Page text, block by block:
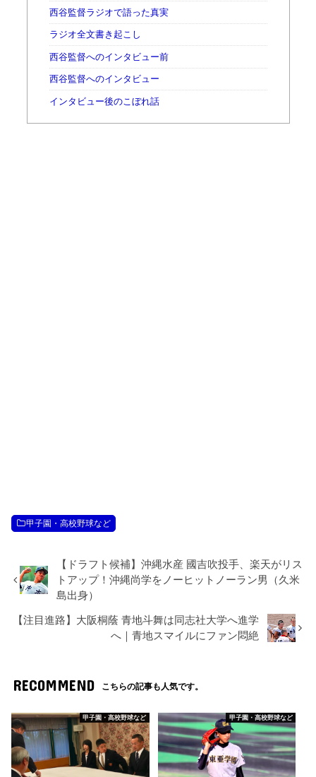
西谷監督ラジオで語った真実
ラジオ全文書き起こし
西谷監督へのインタビュー前
西谷監督へのインタビュー
インタビュー後のこぼれ話
甲子園・高校野球など
【ドラフト候補】沖縄水産 國吉吹投手、楽天がリス
トアップ！沖縄尚学をノーヒットノーラン男（久米
島出身）
【注目進路】大阪桐蔭 青地斗舞は同志社大学へ進学
へ｜青地スマイルにファン悶絶
RECOMMEND こちらの記事も人気です。
甲子園・高校野球など 甲子園・高校野球など